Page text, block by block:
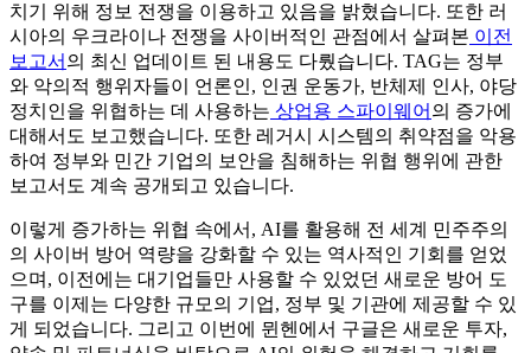
치기 위해 정보 전쟁을 이용하고 있음을 밝혔습니다. 또한 러
시아의 우크라이나 전쟁을 사이버적인 관점에서 살펴본 이전
보고서 의 최신 업데이트 된 내용도 다뤘습니다. TAG는 정부
와 악의적 행위자들이 언론인, 인권 운동가, 반체제 인사, 야당
정치인을 위협하는 데 사용하는 상업용 스파이웨어 의 증가에
대해서도 보고했습니다. 또한 레거시 시스템의 취약점을 악용
하여 정부와 민간 기업의 보안을 침해하는 위협 행위에 관한
보고서도 계속 공개되고 있습니다.
이렇게 증가하는 위협 속에서, AI를 활용해 전 세계 민주주의
의 사이버 방어 역량을 강화할 수 있는 역사적인 기회를 얻었
으며, 이전에는 대기업들만 사용할 수 있었던 새로운 방어 도
구를 이제는 다양한 규모의 기업, 정부 및 기관에 제공할 수 있
게 되었습니다. 그리고 이번에 뮌헨에서 구글은 새로운 투자,